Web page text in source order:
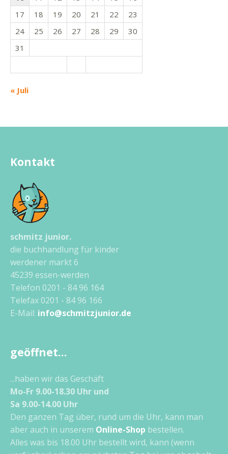
« Juli
17
18 19 20 21 22
23
24
25 26 27 28 29
30
31
Kontakt
schmitz junior.
die buchhandlung für kinder
werdener markt 6
45239 essen-werden
Telefon 0201 - 84 96 164
Telefax 0201 - 84 96 166
E-Mail: info@schmitzjunior.de
geöffnet…
...haben wir das Geschäft
Mo-Fr 9.00-18.30 Uhr und
Sa 9.00-14.00 Uhr
Den ganzen Tag über, rund um die Uhr, kann man
aber auch in unserem Online-Shop bestellen.
Alles was bis 18.00 Uhr bestellt wird, kann (wenn